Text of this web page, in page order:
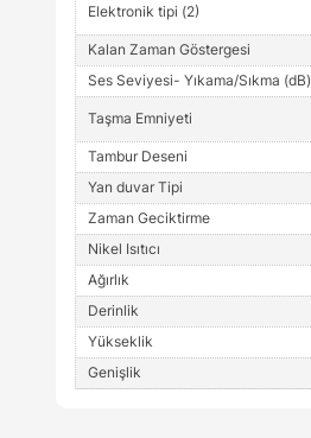
Elektronik tipi (2)
Kalan Zaman Göstergesi
Ses Seviyesi- Yıkama/Sıkma (dB)
Taşma Emniyeti
Tambur Deseni
Yan duvar Tipi
Zaman Geciktirme
Nikel Isıtıcı
Ağırlık
Derinlik
Yükseklik
Genişlik